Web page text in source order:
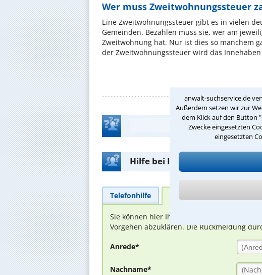
anwalt-suchservice.de
Außerdem setzen wir zur
dem Klick auf den Button
Zwecke eingesetzten
eingesetzten
Wer muss Zweitwohnungssteuer
Eine Zweitwohnungssteuer gibt es in vielen
Gemeinden. Bezahlen muss sie, wer am
Zweitwohnung hat. Nur ist dies so manchem
der Zweitwohnungssteuer wird das
Hilfe bei Ihrer Anwaltsuche?
Telefonhilfe
Sie können hier Ihren Fall schildern.
Vorgehen abzuklären. Die Rückmeldung
Anrede*
Nachname*